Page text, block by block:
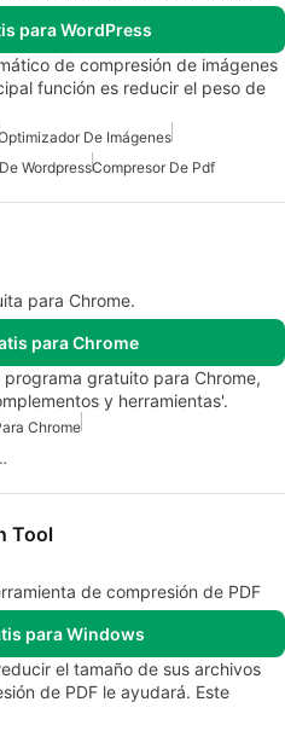
para WordPress
de compresión de imágenes
función es reducir el peso de
De Imágenes
WordpressCompresor De Pdf
para Chrome.
para Chrome
gratuito para Chrome,
y herramientas'.
Chrome
Para Chrome
Tool
de compresión de PDF
para Windows
el tamaño de sus archivos
de PDF le ayudará. Este